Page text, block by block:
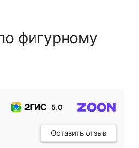
фигурному
5.0
Оставить отзыв